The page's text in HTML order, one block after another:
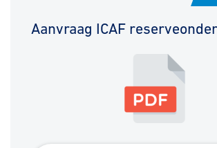
Aanvraag ICAF